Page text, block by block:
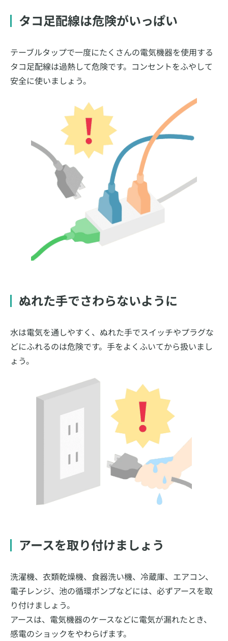
タコ足配線は危険がいっぱい
テーブルタップで一度にたくさんの電気機器を使用する
タコ足配線は過熱して危険です。コンセントをふやして
安全に使いましょう。
ぬれた手でさわらないように
水は電気を通しやすく、ぬれた手でスイッチやプラグな
どにふれるのは危険です。手をよくふいてから扱いまし
ょう。
アースを取り付けましょう
洗濯機、衣類乾燥機、食器洗い機、冷蔵庫、エアコン、
電子レンジ、池の循環ポンプなどには、必ずアースを取
り付けましょう。
アースは、電気機器のケースなどに電気が漏れたとき、
感電のショックをやわらげます。